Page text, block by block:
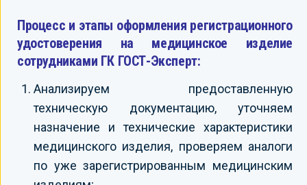
Процесс и этапы оформления регистрационного
удостоверения на медицинское изделие
сотрудниками ГК ГОСТ-Эксперт:
Анализируем предоставленную
техническую документацию, уточняем
назначение и технические характеристики
медицинского изделия, проверяем аналоги
по уже зарегистрированным медицинским